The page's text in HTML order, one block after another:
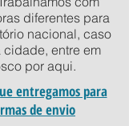
diferentes para
nacional, caso
cidade, entre em
por aqui.
entregamos para
de envio